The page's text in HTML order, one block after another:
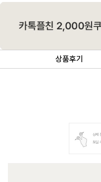
상품후기
상세
보실